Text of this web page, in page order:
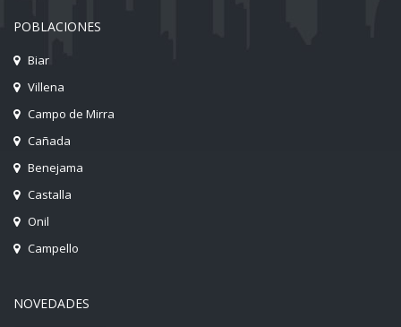
POBLACIONES
Biar
Villena
Campo de Mirra
Cañada
Benejama
Castalla
Onil
Campello
NOVEDADES